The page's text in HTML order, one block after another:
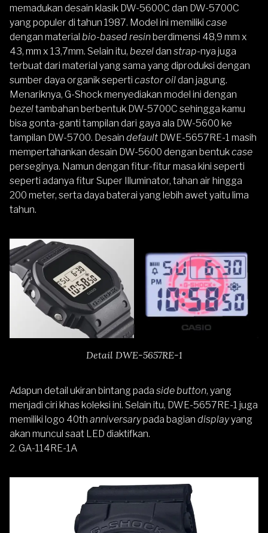
memadukan desain klasik DW-5600C dan DW-5700C
yang populer di tahun 1987. Model ini memiliki case
dengan material bio-based resinberdimensi 48,9 mm x
43, mm x 13,7mm. Selain itu, bezeldan strap-nya juga
terbuat dari material yang sama yang diproduksi dengan
sumber daya organik seperti castor oildan jagung.
Menariknya, G-Shock menyediakan model ini dengan
bezeltambahan berbentuk DW-5700C sehingga kamu
bisa gonta-ganti tampilan dari gaya ala DW-5600 ke
tampilan DW-5700. Desain default DWE-5657RE-1 masih
mempertahankan desain DW-5600 dengan bentukcase
perseginya. Namun dengan fitur-fitur masa kini seperti
seperti adanya fitur Super Illuminator, tahan air hingga
200 meter, serta daya baterai yang lebih awet yaitu lima
tahun.
Detail DWE-5657RE-1
Adapun detail ukiran bintang pada side button, yang
menjadi ciri khas koleksi ini. Selain itu, DWE-5657RE-1 juga
memiliki logo 40th anniversarypada bagian displayyang
akan muncul saat LED diaktifkan.
2. GA-114RE-1A